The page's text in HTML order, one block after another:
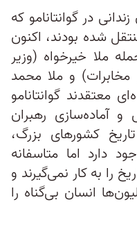
در گوانتانامو که
منتقل شده بودند، اکنون
ملا خیرخواه (وزیر
مخابرات) و ملا محمد
معتقدند گوانتانامو
و آماده‌سازی رهبران
کشورهای بزرگ،
دارد اما متاسفانه
را به کار نمی‌گیرند و
انسان بی‌گناه را